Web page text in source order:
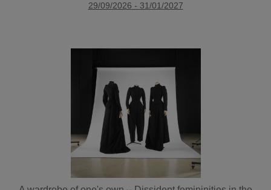
29/09/2026 - 31/01/2027